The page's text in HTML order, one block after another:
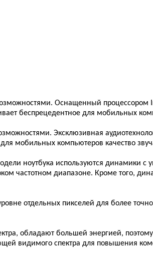
Оснащенный процессором
беспрецедентное для мобильных
Эксклюзивная
мобильных компьютеров качество
ноутбука используются динамики
частотном диапазоне. Кроме того,
отдельных пикселей для более
обладают большей энергией,
видимого спектра для повышения